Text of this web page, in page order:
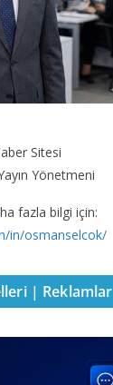
Sitesi
Yönetmeni
fazla bilgi için:
in/osmanselcok/
| Reklamlar